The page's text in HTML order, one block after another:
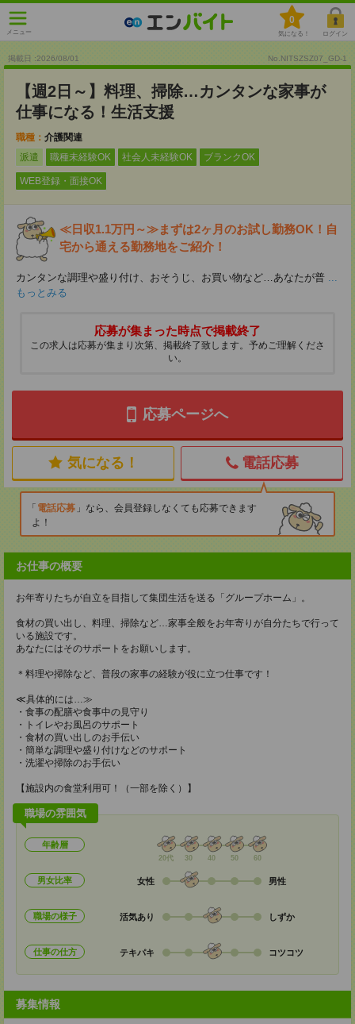
メニュー
0
気になる！ ログイン
掲載日 :2026/08/01 No.NITSZSZ07_GD-1
【週2日～】料理、掃除…カンタンな家事が
仕事になる！生活支援
職種： 介護関連
派遣
職種未経験OK 社会人未経験OK ブランクOK
WEB登録・面接OK
≪日収1.1万円～≫まずは2ヶ月のお試し勤務OK！自
宅から通える勤務地をご紹介！
カンタンな調理や盛り付け、おそうじ、お買い物など…あなたが普 ...
もっとみる
応募が集まった時点で掲載終了
この求人は応募が集まり次第、掲載終了致します。予めご理解くださ
い。
応募ページへ
気になる！ 電話応募
電話応募
なら、会員登録しなくても応募できます
よ！
お仕事の概要
お年寄りたちが自立を目指して集団生活を送る「グループホーム」。
食材の買い出し、料理、掃除など…家事全般をお年寄りが自分たちで行って
いる施設です。
あなたにはそのサポートをお願いします。
＊料理や掃除など、普段の家事の経験が役に立つ仕事です！
≪具体的には…≫
・食事の配膳や食事中の見守り
・トイレやお風呂のサポート
・食材の買い出しのお手伝い
・簡単な調理や盛り付けなどのサポート
・洗濯や掃除のお手伝い
【施設内の食堂利用可！（一部を除く）】
職場の雰囲気
年齢層
20代 30 40 50 60
男女比率 女性 男性
職場の様子 活気あり しずか
仕事の仕方 テキパキ コツコツ
募集情報